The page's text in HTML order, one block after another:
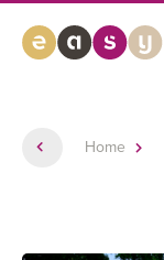
Home